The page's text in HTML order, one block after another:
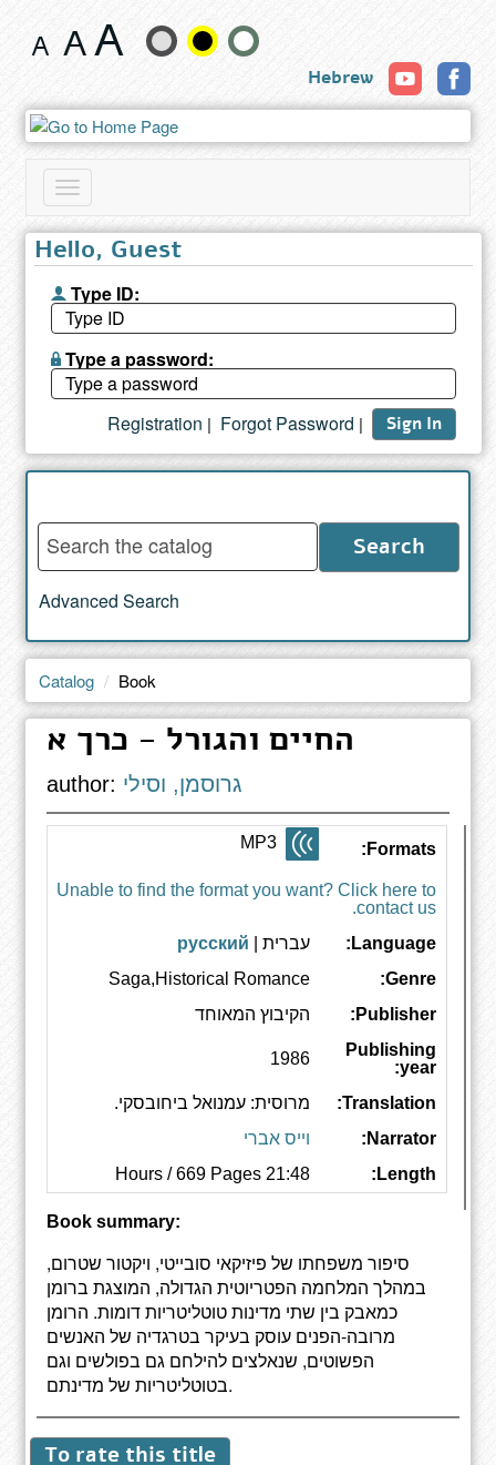
Change
size
and
color
Hebrew
Toggle
navigation
Hello, Guest
Type ID:
Type a password:
Sign In
|
Forgot Password
|
Registration
Enter
words
to
search
catalog
Search
Advanced Search
Catalog Book
החיים והגורל - כרך א
author: גרוסמן, וסילי
Formats:
Unable to find the format you want? Click here to
contact us.
Language:
עברית | русский
Genre:
Saga,Historical Romance
Publisher:
הקיבוץ המאוחד
Publishing
year:
1986
Translation:
מרוסית: עמנואל ביחובסקי.
Narrator:
וייס אברי
Length:
21:48 Hours / 669 Pages
Book summary:
סיפור משפחתו של פיזיקאי סובייטי, ויקטור שטרום,
במהלך המלחמה הפטריוטית הגדולה, המוצגת ברומן
כמאבק בין שתי מדינות טוטליטריות דומות. הרומן
מרובה-הפנים עוסק בעיקר בטרגדיה של האנשים
הפשוטים, שנאלצים להילחם גם בפולשים וגם
בטוטליטריות של מדינתם.
To rate this title